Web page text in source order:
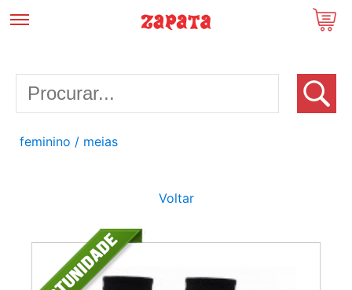
feminino / meias
Voltar